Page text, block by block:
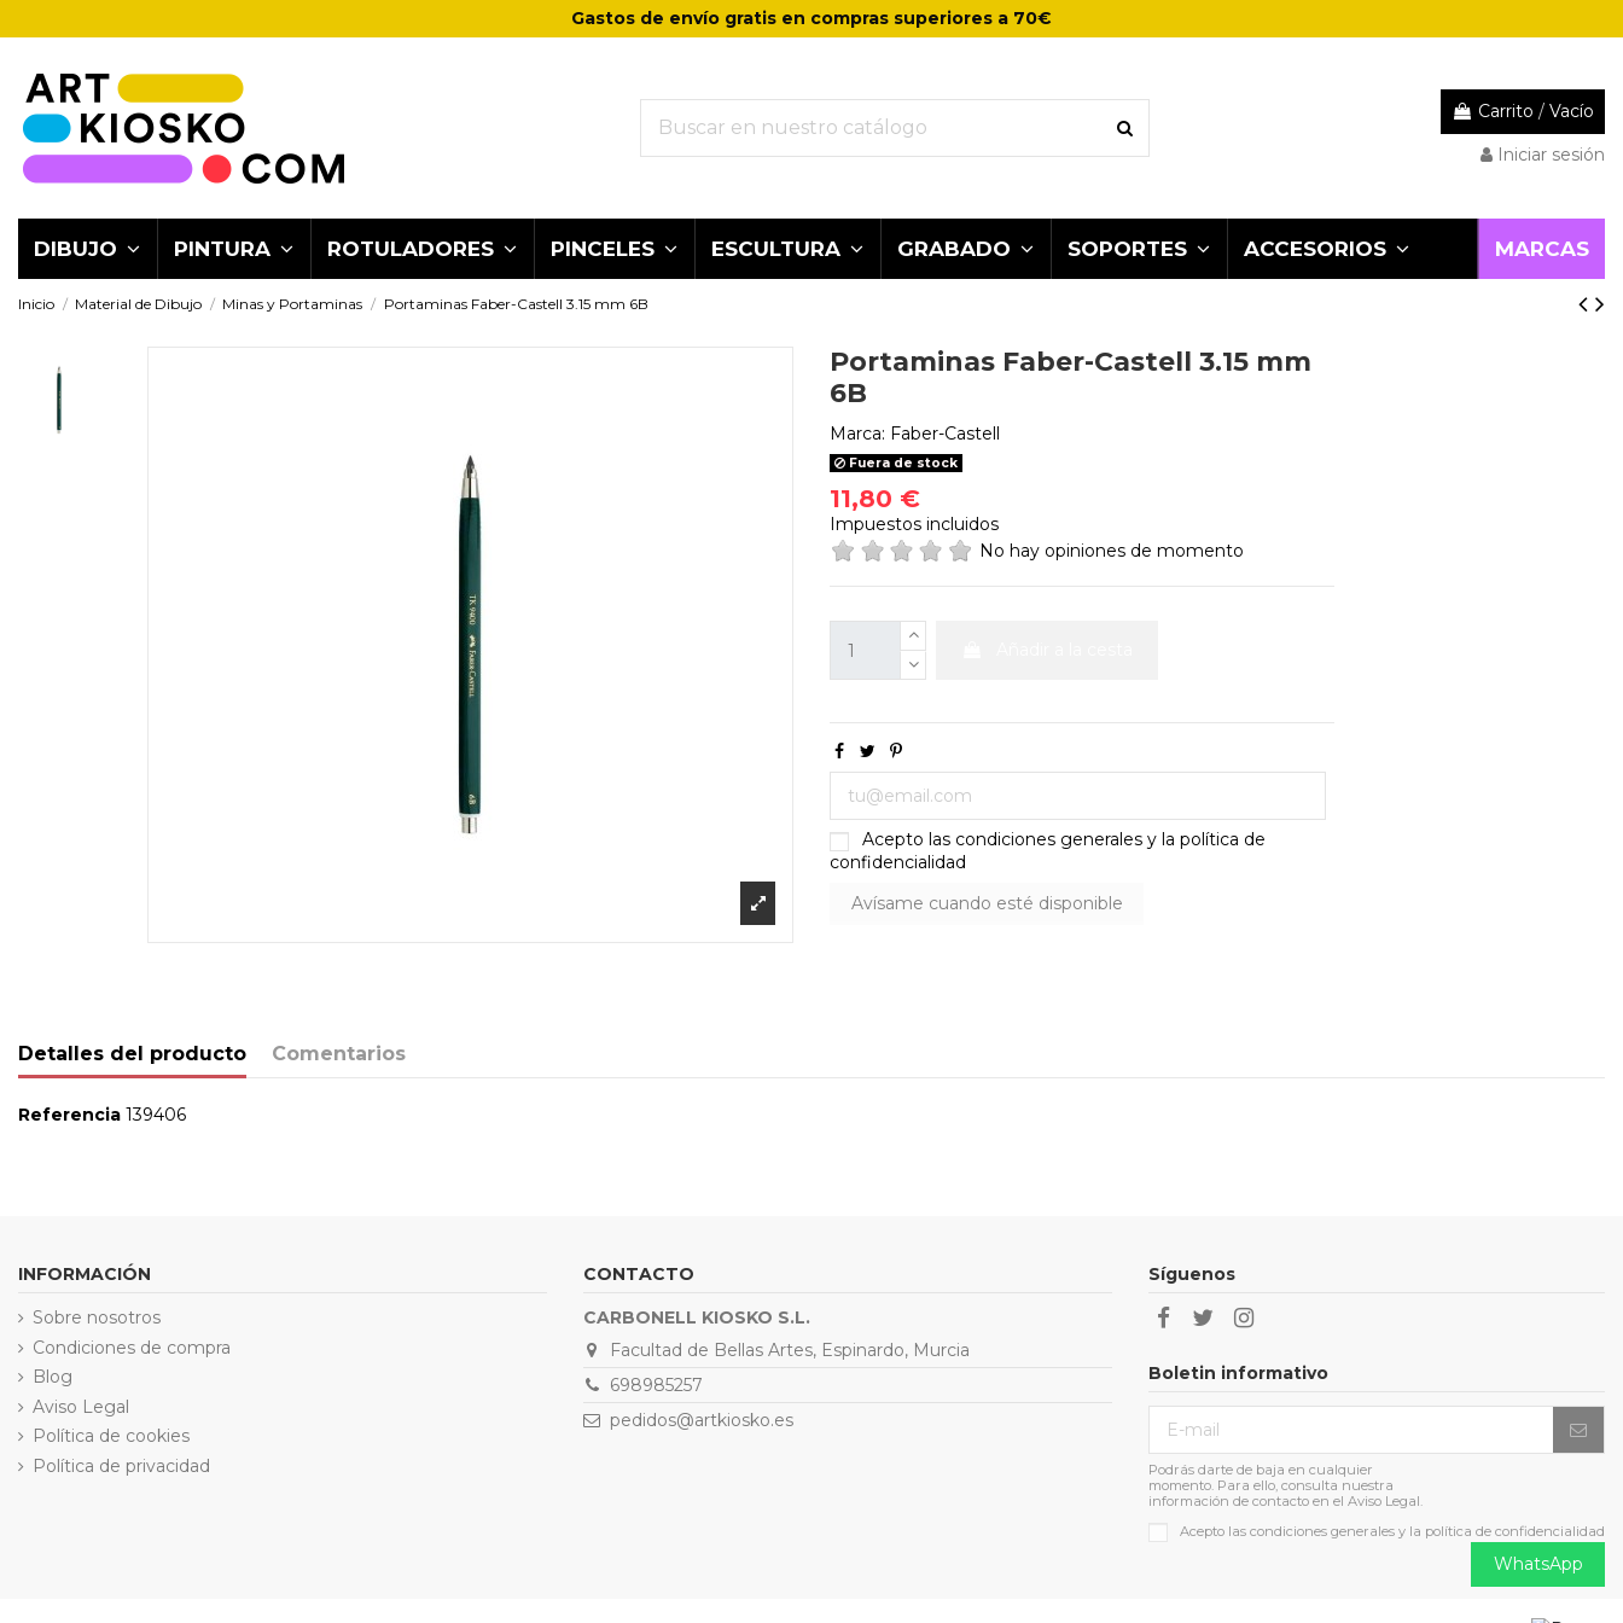
Gastos de envío gratis en compras superiores a 70€
Carrito / Vacío
Iniciar sesión
DIBUJO PINTURA ROTULADORES PINCELES ESCULTURA GRABADO SOPORTES ACCESORIOS MARCAS
Inicio Material de Dibujo Minas y Portaminas Portaminas Faber-Castell 3.15 mm 6B
Portaminas Faber-Castell 3.15 mm
6B
Marca: Faber-Castell
Fuera de stock
11,80 €
Impuestos incluidos
No hay opiniones de momento
Acepto las condiciones generales y la política de
confidencialidad
Detalles del producto Comentarios
Referencia 139406
INFORMACIÓN
Sobre nosotros
Condiciones de compra
Blog
Aviso Legal
Política de cookies
Política de privacidad
CONTACTO
CARBONELL KIOSKO S.L.
Facultad de Bellas Artes, Espinardo, Murcia
698985257
pedidos@artkiosko.es
WhatsApp
Síguenos
Boletin informativo
Podrás darte de baja en cualquier
momento. Para ello, consulta nuestra
información de contacto en el Aviso Legal.
Acepto las condiciones generales y la política de confidencialidad